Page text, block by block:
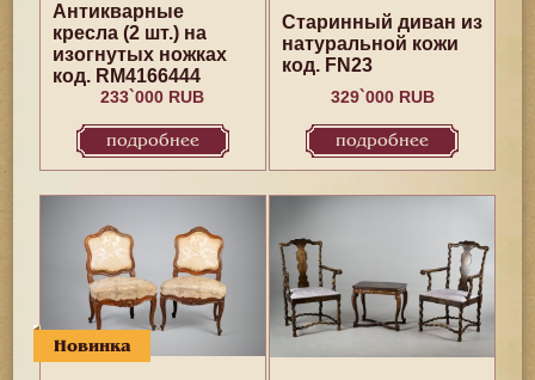
Антикварные
кресла (2 шт.) на
изогнутых ножках
код. RM4166444
233`000 RUB
подробнее
Старинный диван из
натуральной кожи
код. FN23
329`000 RUB
подробнее
Новинка